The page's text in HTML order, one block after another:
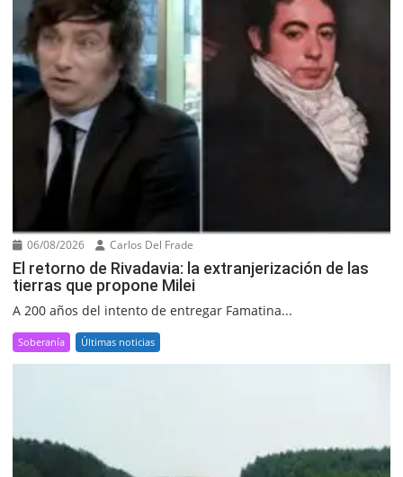
06/08/2026 Carlos Del Frade
El retorno de Rivadavia: la extranjerización de las
tierras que propone Milei
A 200 años del intento de entregar Famatina...
Soberanía Últimas noticias